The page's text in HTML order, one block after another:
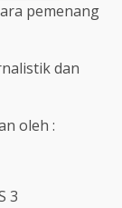
pemenang
dan
oleh :
3